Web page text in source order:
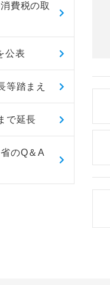
費税の取
公表
等踏まえ
で延長
のQ＆A